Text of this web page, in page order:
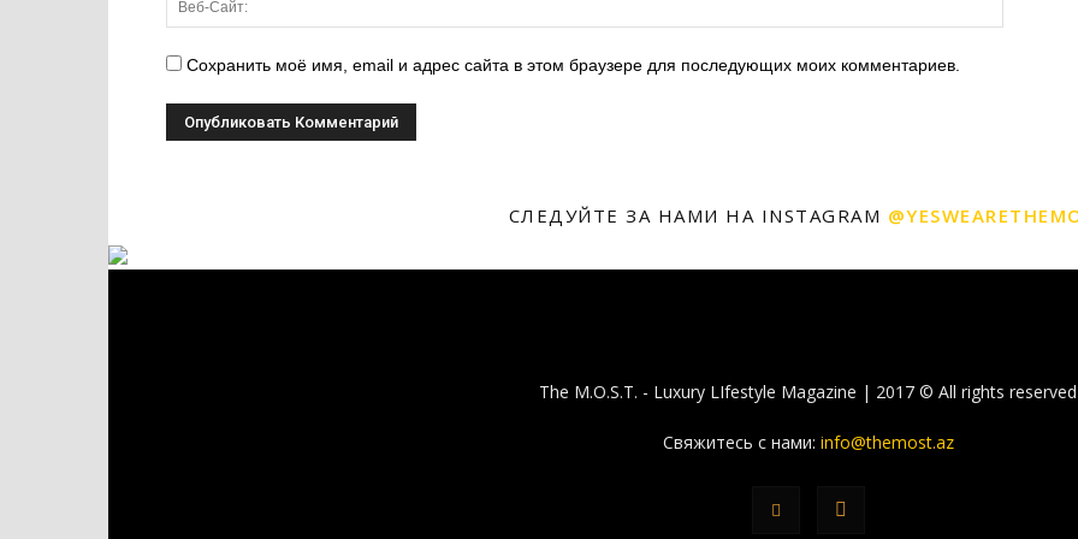
Сохранить моё имя, email и адрес сайта в этом браузере для последующих моих комментариев.
СЛЕДУЙТЕ ЗА НАМИ НА INSTAGRAM
The M.O.S.T. - Luxury LIfestyle Magazine | 2017 © All rights reserved
Свяжитесь с нами: info@themost.az